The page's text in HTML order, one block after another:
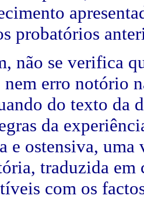
probatórios
não se verifica
erro notório
do texto da
da
e ostensiva,
traduzida em
com os